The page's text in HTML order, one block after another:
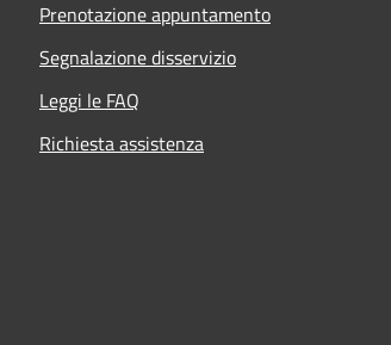
Prenotazione appuntamento
Segnalazione disservizio
Leggi le FAQ
Richiesta assistenza